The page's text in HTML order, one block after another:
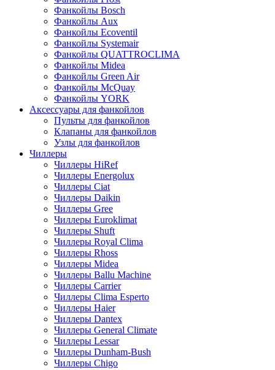
Фанкойлы Bosch
Фанкойлы Aux
Фанкойлы Ecoventil
Фанкойлы Systemair
Фанкойлы QUATTROCLIMA
Фанкойлы Midea
Фанкойлы Green Air
Фанкойлы McQuay
Фанкойлы YORK
Аксессуары для фанкойлов
Пульты для фанкойлов
Клапаны для фанкойлов
Узлы для фанкойлов
Чиллеры
Чиллеры HiRef
Чиллеры Energolux
Чиллеры Ciat
Чиллеры Daikin
Чиллеры Gree
Чиллеры Euroklimat
Чиллеры Shuft
Чиллеры Royal Clima
Чиллеры Rhoss
Чиллеры Midea
Чиллеры Ballu Machine
Чиллеры Carrier
Чиллеры Clima Esperto
Чиллеры Haier
Чиллеры Dantex
Чиллеры General Climate
Чиллеры Lessar
Чиллеры Dunham-Bush
Чиллеры Chigo